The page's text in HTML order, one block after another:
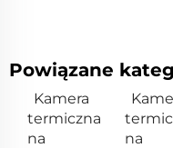
Powiązane
Kamera
termiczna
na
na